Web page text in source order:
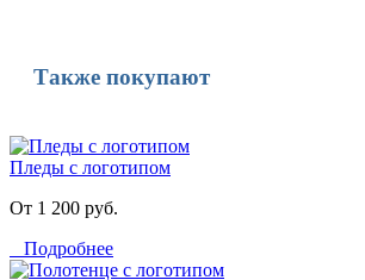
Также покупают
Пледы с логотипом
От 1 200 руб.
Подробнее